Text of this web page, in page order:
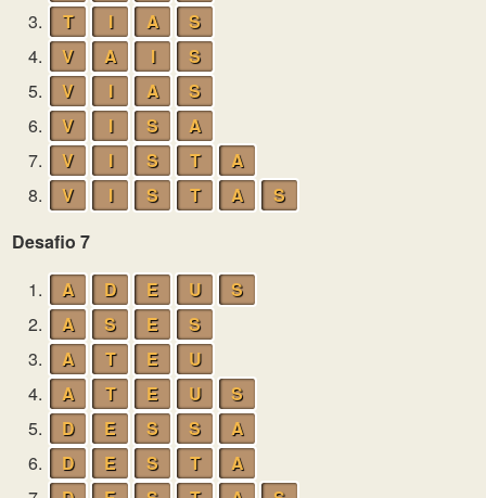
3.
T I A
S
4.
V A I
S
5.
V I A
S
6.
V I S
A
7.
V I S T
A
8.
V I S T A
S
Desafio 7
1.
A D E U
S
2.
A S E
S
3.
A T E
U
4.
A T E U
S
5.
D E S S
A
6.
D E S T
A